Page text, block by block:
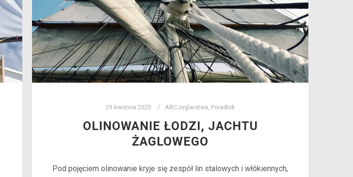
29 kwietnia 2020 ABC żeglarstwa, Poradnik
OLINOWANIE ŁODZI, JACHTU
ŻAGLOWEGO
Pod pojęciem olinowanie kryje się zespół lin stalowych i włókiennych,